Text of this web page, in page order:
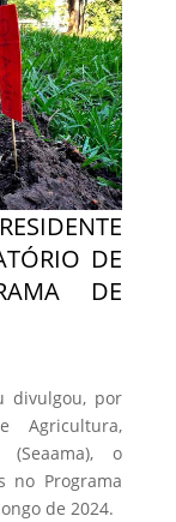
DE
DE
divulgou, por
Agricultura,
o
no Programa
de 2024.